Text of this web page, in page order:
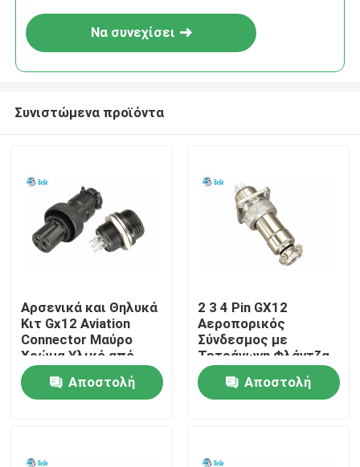
Σπίτι
Σχετικά με εμάς
Να συνεχίσει
Συνιστώμενα προϊόντα
Αρσενικά και Θηλυκά
Κιτ Gx12 Aviation
Connector Μαύρο
Χρώμα Υλικό από
Κράμα Ψευδαργύρου
Αποστολή
2 3 4 Pin GX12
Αεροπορικός
Σύνδεσμος με
Τετράγωνη Φλάντζα
Αρσενικό και Θηλυκό
Σετ
Αποστολή